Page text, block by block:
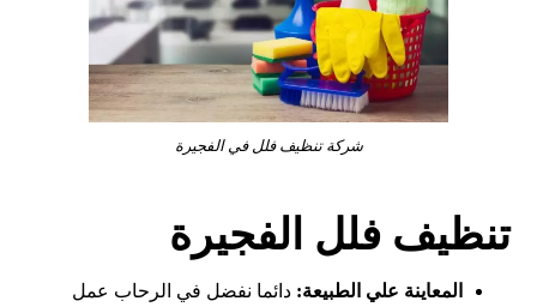
شركة تنظيف فلل في الفجيرة
تنظيف فلل الفجيرة
المعاينة علي الطبيعة: دائما نفضل في الرحاب عمل